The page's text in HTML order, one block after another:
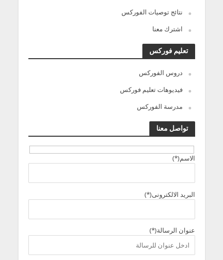
نتائج توصيات الفوركس
اشترك معنا
تعليم فوركس
دروس الفوركس
فيديوهات تعليم فوركس
مدرسة الفوركس
تواصل معنا
الاسم(*)
البريد الالكترونى(*)
عنوان الرسالة(*)